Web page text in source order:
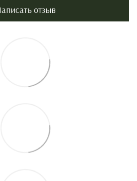
отзыв